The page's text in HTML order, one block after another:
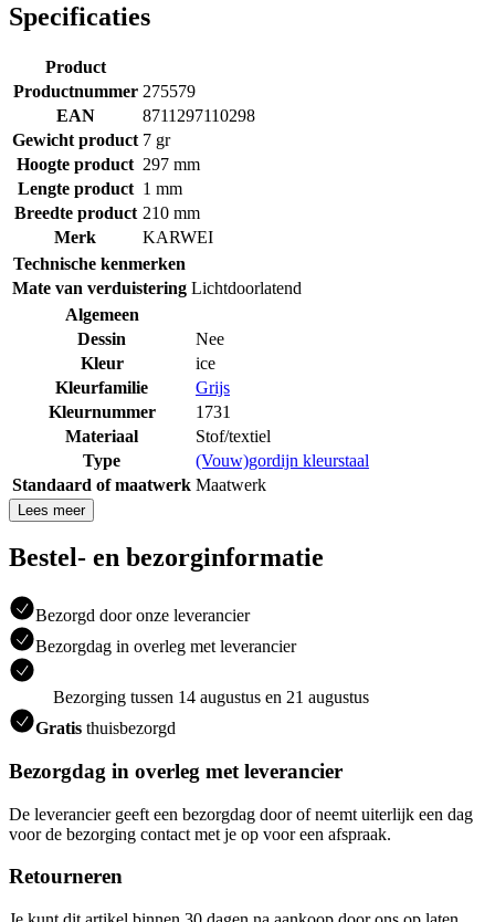
Specificaties
Product
Productnummer 275579
EAN
8711297110298
Gewicht product 7 gr
Hoogte product 297 mm
Lengte product 1 mm
Breedte product 210 mm
Merk
KARWEI
Technische kenmerken
Mate van verduistering Lichtdoorlatend
Algemeen
Dessin
Nee
Kleur
ice
Kleurfamilie
Grijs
Kleurnummer
1731
Materiaal
Stof/textiel
Type
(Vouw)gordijn kleurstaal
Standaard of maatwerk Maatwerk
Lees meer
Bestel- en bezorginformatie
Bezorgd door onze leverancier
Bezorgdag in overleg met leverancier
Bezorging tussen 14 augustus en 21 augustus
Gratis thuisbezorgd
Bezorgdag in overleg met leverancier
De leverancier geeft een bezorgdag door of neemt uiterlijk een dag
voor de bezorging contact met je op voor een afspraak.
Retourneren